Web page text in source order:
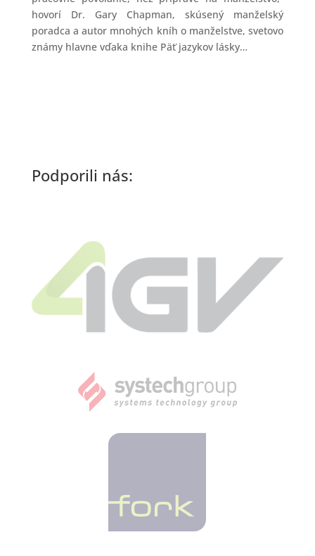
hovorí Dr. Gary Chapman, skúsený manželský
poradca a autor mnohých kníh o manželstve, svetovo
známy hlavne vďaka knihe Päť jazykov lásky…
Podporili nás: